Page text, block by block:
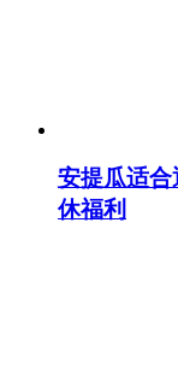
安提瓜适
休福利